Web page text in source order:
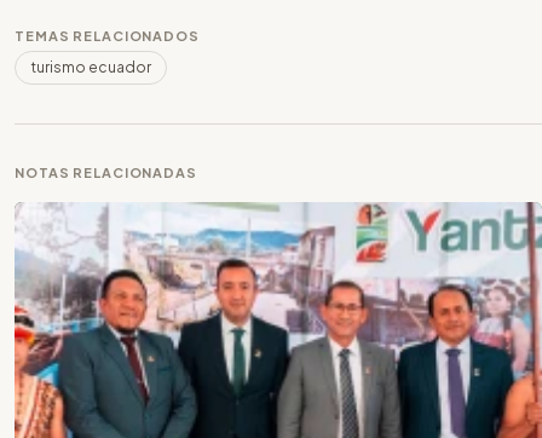
TEMAS RELACIONADOS
turismo ecuador
NOTAS RELACIONADAS